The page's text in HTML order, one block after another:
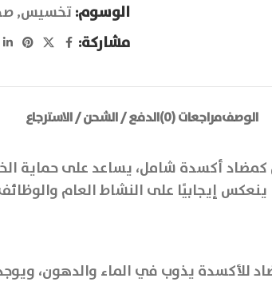
الوسوم:تخسيس,
مشاركة:
الوصفمراجعات (0) الدفع / الشحن / الاسترجاع
أكسدة شامل، يساعد على حماية
ينعكس إيجابيًا على النشاط العام